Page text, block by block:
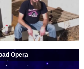
Opera